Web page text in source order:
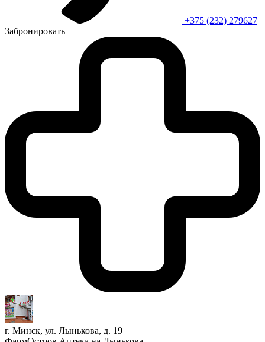
+375 (232) 279627
Забронировать
г. Минск, ул. Лынькова, д. 19